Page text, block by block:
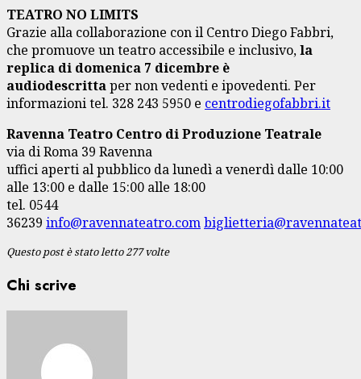
TEATRO NO LIMITS
Grazie alla collaborazione con il Centro Diego Fabbri,
che promuove un teatro accessibile e inclusivo,la
replica di domenica 7 dicembre è
audiodescrittaper non vedenti e ipovedenti. Per
informazioni tel. 328 243 5950 e centrodiegofabbri.it
Ravenna Teatro Centro di Produzione Teatrale
via di Roma 39 Ravenna
uffici aperti al pubblico da lunedì a venerdì dalle 10:00
alle 13:00 e dalle 15:00 alle 18:00
tel. 0544
36239 info@ravennateatro.com
Questo post è stato letto 277 volte
Chi scrive